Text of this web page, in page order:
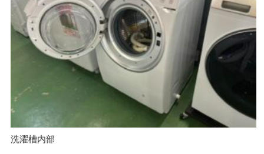
洗濯槽内部